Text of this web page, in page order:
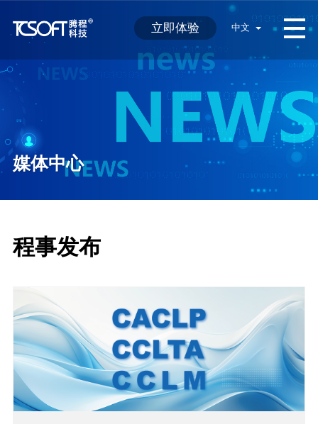
立即体验 中文
媒体中心
程事发布